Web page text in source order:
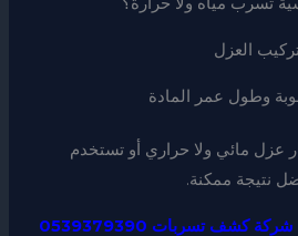
العزل
وطول عمر المادة
عزل مائي ولا حراري أو تستخدم
نتيجة ممكنة.
شركة كشف تسربات 0539379390